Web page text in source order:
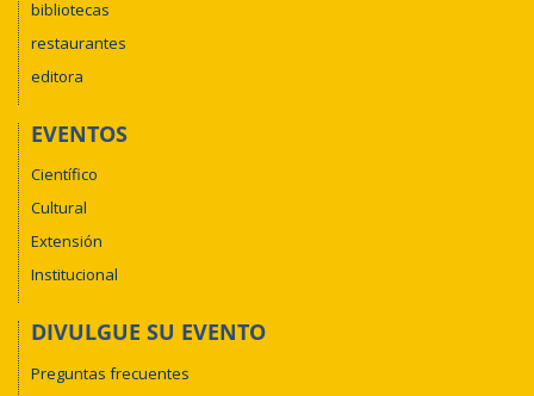
bibliotecas
restaurantes
editora
EVENTOS
Científico
Cultural
Extensión
Institucional
DIVULGUE SU EVENTO
Preguntas frecuentes